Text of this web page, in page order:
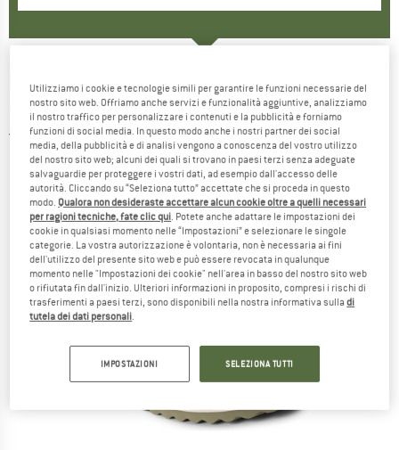
RIP CURL - Women's Florida Bloom Open Toe
- Sandali
5,0(1)
Utilizziamo i cookie e tecnologie simili per garantire le funzioni necessarie del
nostro sito web. Offriamo anche servizi e funzionalità aggiuntive, analizziamo
il nostro traffico per personalizzare i contenuti e la pubblicità e forniamo
funzioni di social media. In questo modo anche i nostri partner dei social
media, della pubblicità e di analisi vengono a conoscenza del vostro utilizzo
del nostro sito web; alcuni dei quali si trovano in paesi terzi senza adeguate
salvaguardie per proteggere i vostri dati, ad esempio dall'accesso delle
autorità. Cliccando su “Seleziona tutto” accettate che si proceda in questo
modo. Qualora non desideraste accettare alcun cookie oltre a quelli necessari
per ragioni tecniche, fate clic qui. Potete anche adattare le impostazioni dei
cookie in qualsiasi momento nelle “Impostazioni” e selezionare le singole
categorie. La vostra autorizzazione è volontaria, non è necessaria ai fini
dell'utilizzo del presente sito web e può essere revocata in qualunque
momento nelle "Impostazioni dei cookie" nell'area in basso del nostro sito web
o rifiutata fin dall'inizio. Ulteriori informazioni in proposito, compresi i rischi di
trasferimenti a paesi terzi, sono disponibili nella nostra informativa sulladi
tutela dei dati personali.
IMPOSTAZIONI SELEZIONA TUTTI